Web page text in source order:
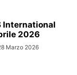
International
2026
Marzo 2026